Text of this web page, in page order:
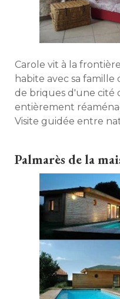
Carole vit à la
habite avec sa
de briques d'une cité
entièrement
Visite guidée entre
Palmarès de la